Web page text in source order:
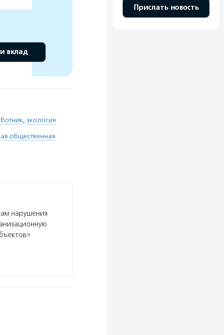
вклад
, экология
общественная
нарушения
Прислать новость